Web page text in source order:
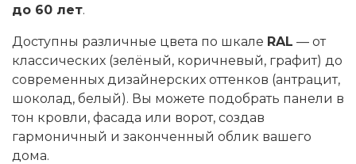
до 60 лет.
Доступны различные цвета по шкале RAL — от
классических (зелёный, коричневый, графит) до
современных дизайнерских оттенков (антрацит,
шоколад, белый). Вы можете подобрать панели в
тон кровли, фасада или ворот, создав
гармоничный и законченный облик вашего
дома.